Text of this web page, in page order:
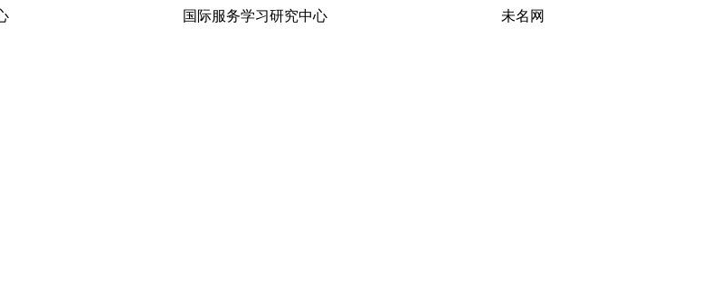
发研究中心 国际服务学习研究中心 未名网